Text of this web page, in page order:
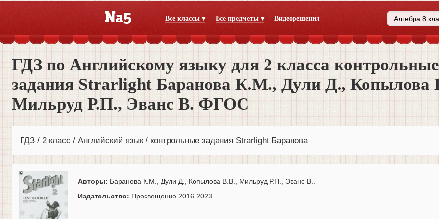
Все классы ▾ Все предметы ▾ Видеорешения
ГДЗ по Английскому языку для 2 класса контрольные
задания Strarlight Баранова К.М., Дули Д., Копылова
Мильруд Р.П., Эванс В. ФГОС
ГДЗ 2 класс Английский язык контрольные задания Strarlight Баранова
Авторы: Баранова К.М., Дули Д., Копылова В.В., Мильруд Р.П., Эванс В..
Издательство: Просвещение 2016-2023